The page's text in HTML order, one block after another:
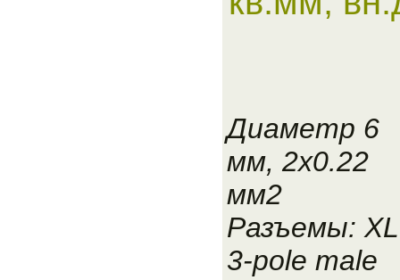
Диаметр 6
мм, 2x0.22
мм2
Разъемы:
3-pole male